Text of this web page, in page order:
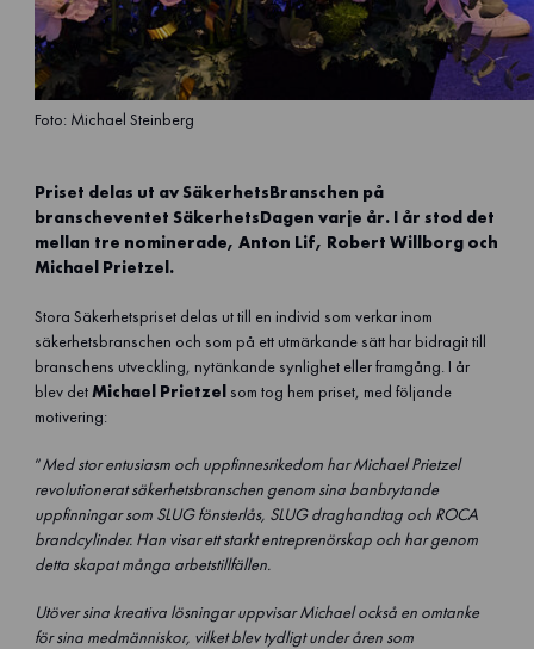
Foto: Michael Steinberg
Priset delas ut av SäkerhetsBranschen på
branscheventet SäkerhetsDagen varje år. I år stod det
mellan tre nominerade, Anton Lif, Robert Willborg och
Michael Prietzel.
Stora Säkerhetspriset delas ut till en individ som verkar inom
säkerhetsbranschen och som på ett utmärkande sätt har bidragit till
branschens utveckling, nytänkande synlighet eller framgång. I år
blev detMichael Prietzelsom tog hem priset, med följande
motivering:
“Med stor entusiasm och uppfinnesrikedom har Michael Prietzel
revolutionerat säkerhetsbranschen genom sina banbrytande
uppfinningar som SLUG fönsterlås, SLUG draghandtag och ROCA
brandcylinder. Han visar ett starkt entreprenörskap och har genom
detta skapat många arbetstillfällen.
Utöver sina kreativa lösningar uppvisar Michael också en omtanke
för sina medmänniskor, vilket blev tydligt under åren som